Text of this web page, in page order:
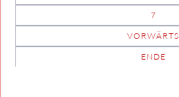
7
VORWÄRTS
ENDE